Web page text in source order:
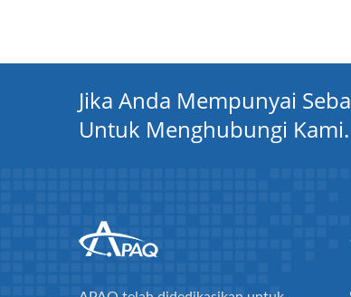
Jika Anda Mempunyai
Untuk Menghubungi Kami.